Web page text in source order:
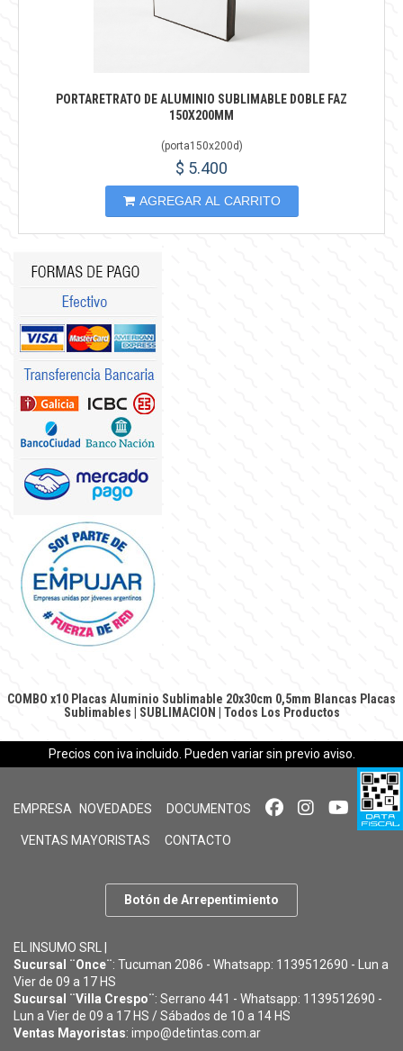
PORTARETRATO DE ALUMINIO SUBLIMABLE DOBLE FAZ
150X200MM
(porta150x200d)
$ 5.400
AGREGAR AL CARRITO
COMBO x10 Placas Aluminio Sublimable 20x30cm 0,5mm Blancas Placas
Sublimables
SUBLIMACION Todos Los Productos
Precios con iva incluido. Pueden variar sin previo aviso.
EMPRESA NOVEDADES DOCUMENTOS
VENTAS MAYORISTAS CONTACTO
Botón de Arrepentimiento
EL INSUMO SRL |
Sucursal ¨Once¨: Tucuman 2086 - Whatsapp: 1139512690 - Lun a
Vier de 09 a 17 HS
Sucursal ¨Villa Crespo¨: Serrano 441 - Whatsapp: 1139512690 -
Lun a Vier de 09 a 17 HS / Sábados de 10 a 14 HS
Ventas Mayoristas: impo@detintas.com.ar